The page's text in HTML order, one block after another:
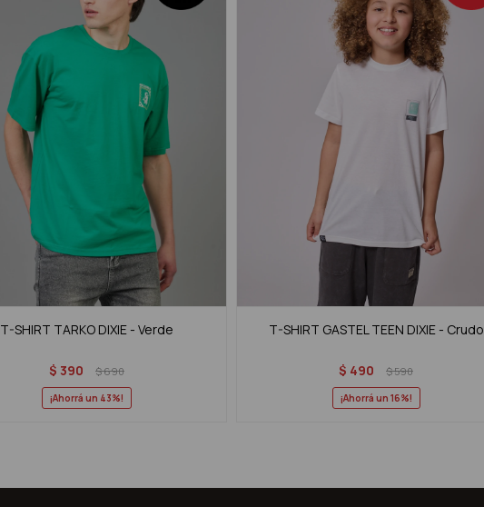
T-SHIRT TARKO DIXIE - Verde
$ 390 $690
43
T-SHIRT GASTEL TEEN DIXIE - Crudo
$ 490 $590
16